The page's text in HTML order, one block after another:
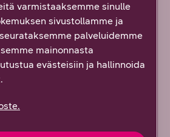
verkkoon optimoitu
päivitykset ja 3 vuoden
pitkälle
varmistaaksemme sinulle
sivustollamme ja
palveluidemme
mainonnasta
evästeisiin ja hallinnoida